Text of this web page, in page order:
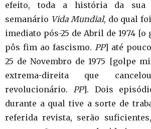
efeito, toda a história da sua
semanário Vida Mundial, do qual
imediato pós-25 de Abril de 1974
pôs fim ao fascismo. PP] até
25 de Novembro de 1975 [golpe
extrema-direita que
revolucionário. PP]. Dois
durante a qual tive a sorte de
referida revista, serão